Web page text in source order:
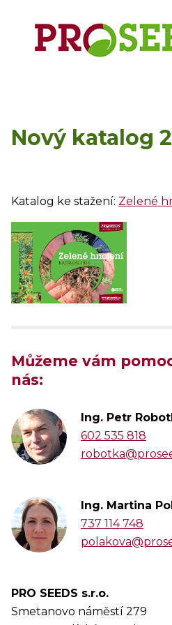
Nový katalog
Katalog ke stažení: Zelené
Můžeme vám
nás:
Ing. Petr
602 535 818
Ing. Martina
737 114 748
PRO SEEDS s.r.o.
Smetanovo náměstí 279